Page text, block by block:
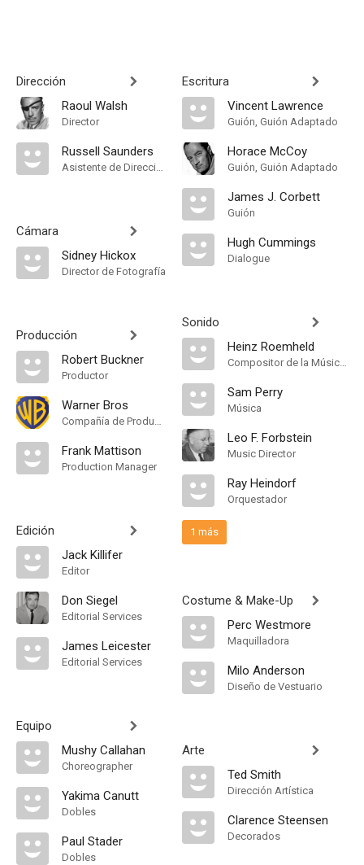
Dirección
Raoul Walsh
Director
Russell Saunders
Asistente de Dirección
Cámara
Sidney Hickox
Director de Fotografía
Producción
Robert Buckner
Productor
Warner Bros
Compañía de Produccion
Frank Mattison
Production Manager
Edición
Jack Killifer
Editor
Don Siegel
Editorial Services
James Leicester
Editorial Services
Equipo
Mushy Callahan
Choreographer
Yakima Canutt
Dobles
Paul Stader
Dobles
Escritura
Vincent Lawrence
Guión, Guión Adaptado
Horace McCoy
Guión, Guión Adaptado
James J. Corbett
Guión
Hugh Cummings
Dialogue
Sonido
Heinz Roemheld
Compositor de la Música Original
Sam Perry
Música
Leo F. Forbstein
Music Director
Ray Heindorf
Orquestador
1 más
Costume & Make-Up
Perc Westmore
Maquilladora
Milo Anderson
Diseño de Vestuario
Arte
Ted Smith
Dirección Artística
Clarence Steensen
Decorados